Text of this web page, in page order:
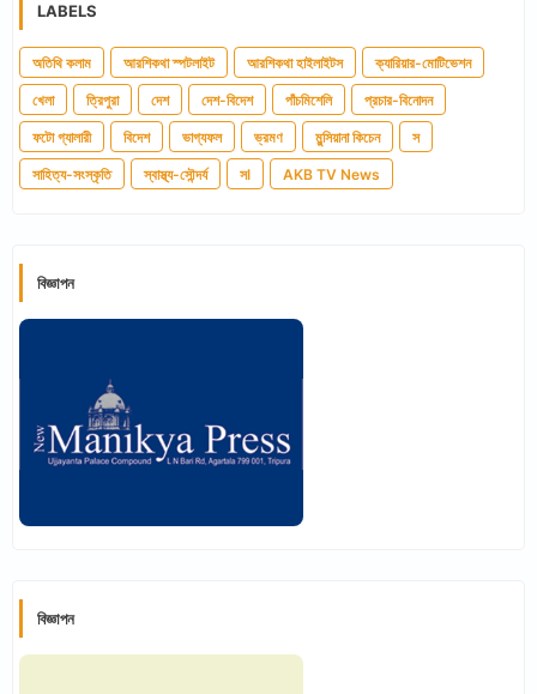
LABELS
অতিথি কলাম আরশিকথা স্পটলাইট আরশিকথা হাইলাইটস ক্যারিয়ার-মোটিভেশন
খেলা ত্রিপুরা দেশ দেশ-বিদেশ পাঁচমিশেলি প্রচার-বিনোদন
ফটো গ্যালারী বিদেশ ভাগ্যফল ভ্রমণ মুন্সিয়ানা কিচেন স
সাহিত্য-সংস্কৃতি স্বাস্থ্য-সৌন্দর্য সl AKB TV News
বিজ্ঞাপন
বিজ্ঞাপন